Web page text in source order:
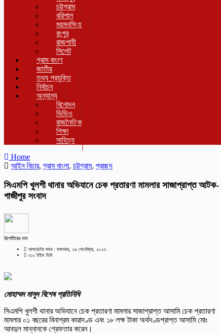
চট্টগ্রাম
বরিশাল
ময়মনসিংহ
রংপুর
রাজশাহী
সিলেট
গ্রাম বাংলা
জাতীয়
তথ্য প্রযুক্তি
নির্বাচন
অন্যান্য
বিনোদন
ভিডিও
রাজনৈতিক
শিক্ষা
সাহিত্য
Home
আইন বিচার, গ্রাম বাংলা, চট্টগ্রাম, প্রচ্ছদ
সিএমপি খুলশী থানার অভিযানে চেক প্রতারণা মামলার সাজাপ্রাপ্ত আটক-
গাজীপুর সংবাদ
রিপোর্টারের নাম
আপডেটের সময় : মঙ্গলবার, ২৬ সেপ্টেম্বর, ২০২৩
৩১২ টাইম ভিউ
মোহাম্মদ মাসুদ বিশেষ প্রতিনিধি
সিএমপি খুলশী থানার অভিযানে চেক প্রতারণা মামলার সাজাপ্রাপ্ত আসামি চেক প্রতারণা
মামলার ০১ বছরের বিনাশ্রম কারাদণ্ড এবং ১৮ লক্ষ টাকা অর্থদণ্ডপ্রাপ্ত আসামি মোঃ
আবদুল মান্নানকে গ্রেফতার করেন।